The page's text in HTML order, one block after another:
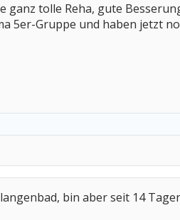
ganz tolle Reha, gute
5er-Gruppe und haben jetzt
bin aber seit 14